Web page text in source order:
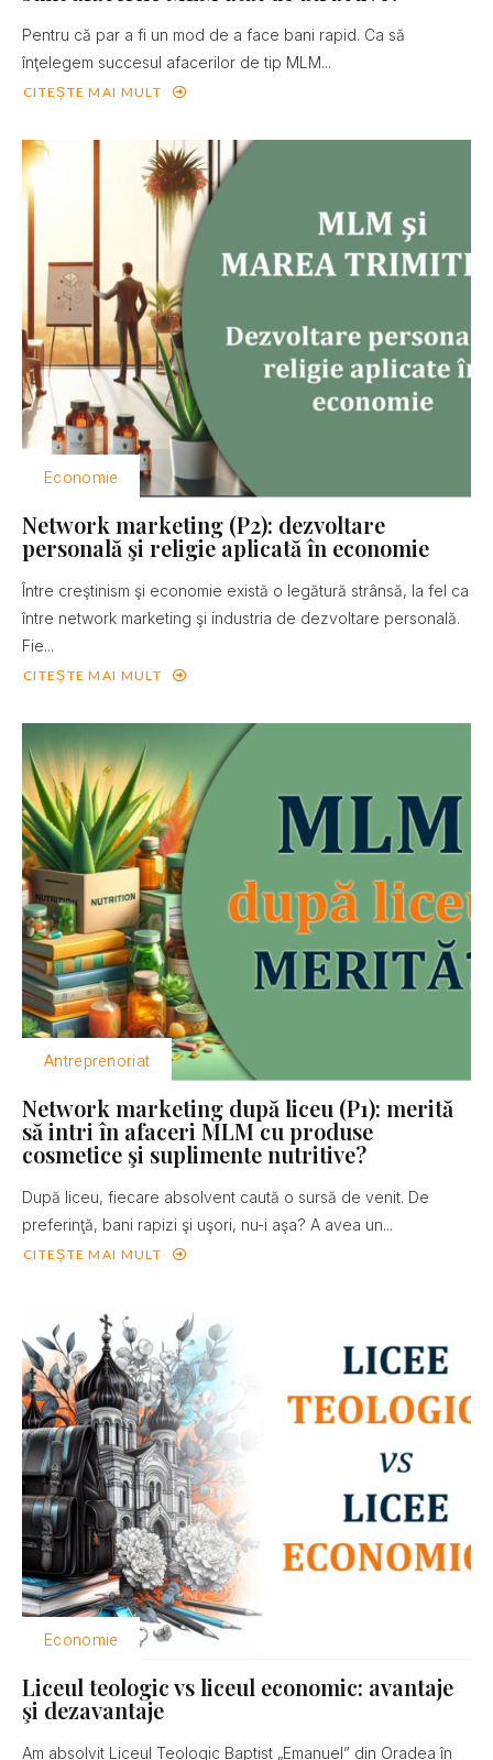
Pentru că par a fi un mod de a face bani rapid. Ca să
înţelegem succesul afacerilor de tip MLM...
CITEȘTE MAI MULT
Economie
Network marketing (P2): dezvoltare
personală şi religie aplicată în economie
Între creştinism şi economie există o legătură strânsă, la fel ca
între network marketing şi industria de dezvoltare personală.
Fie...
CITEȘTE MAI MULT
Antreprenoriat
Network marketing după liceu (P1): merită
să intri în afaceri MLM cu produse
cosmetice şi suplimente nutritive?
După liceu, fiecare absolvent caută o sursă de venit. De
preferinţă, bani rapizi şi uşori, nu-i aşa? A avea un...
CITEȘTE MAI MULT
Economie
Liceul teologic vs liceul economic: avantaje
şi dezavantaje
Am absolvit Liceul Teologic Baptist „Emanuel” din Oradea în